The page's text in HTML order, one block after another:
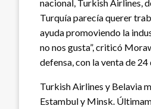
nacional, Turkish Airlines,
Turquía parecía querer
ayuda promoviendo la
no nos gusta”, criticó
defensa, con la venta de
Turkish Airlines y Belavia
Estambul y Minsk.